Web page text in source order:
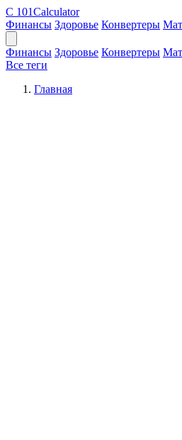
C 101Calculator
Финансы Здоровье Конвертеры
Финансы Здоровье Конвертеры
Все теги
Главная